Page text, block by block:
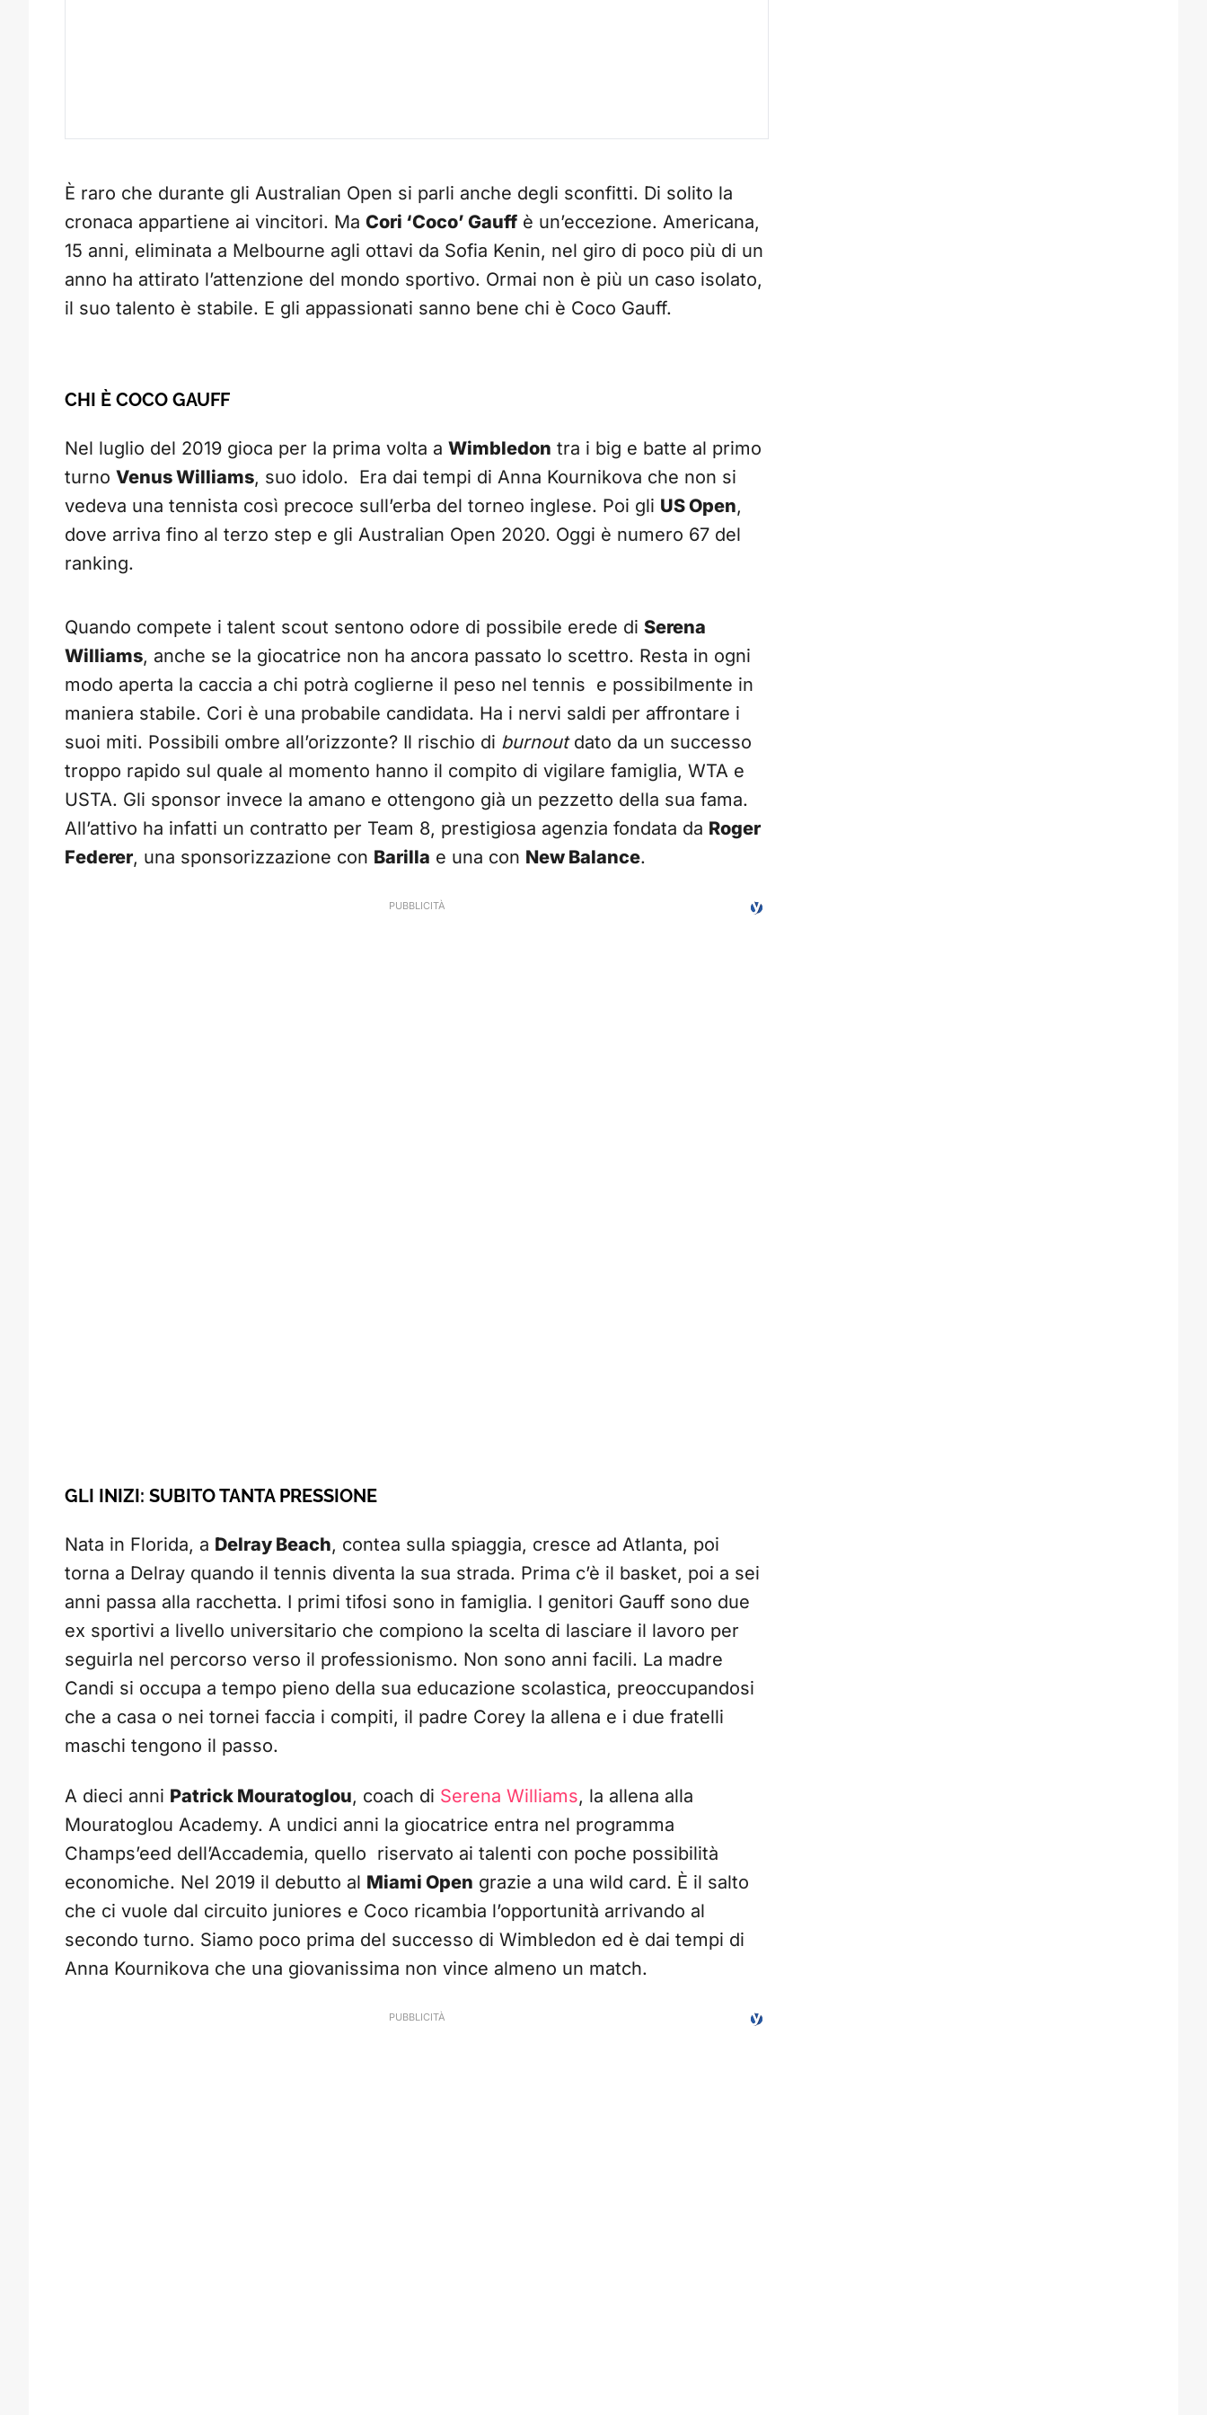
È raro che durante gli Australian Open si parli anche degli sconfitti. Di solito la
cronaca appartiene ai vincitori. Ma Cori ‘Coco’ Gauff è un’eccezione. Americana,
15 anni, eliminata a Melbourne agli ottavi da Sofia Kenin, nel giro di poco più di un
anno ha attirato l’attenzione del mondo sportivo. Ormai non è più un caso isolato,
il suo talento è stabile. E gli appassionati sanno bene chi è Coco Gauff.
CHI È COCO GAUFF
Nel luglio del 2019 gioca per la prima volta a Wimbledon tra i big e batte al primo
turno Venus Williams, suo idolo. Era dai tempi di Anna Kournikova che non si
vedeva una tennista così precoce sull’erba del torneo inglese. Poi gli US Open,
dove arriva fino al terzo step e gli Australian Open 2020. Oggi è numero 67 del
ranking.
Quando compete i talent scout sentono odore di possibile erede di Serena
Williams, anche se la giocatrice non ha ancora passato lo scettro. Resta in ogni
modo aperta la caccia a chi potrà coglierne il peso nel tennis e possibilmente in
maniera stabile. Cori è una probabile candidata. Ha i nervi saldi per affrontare i
suoi miti. Possibili ombre all’orizzonte? Il rischio di burnoutdato da un successo
troppo rapido sul quale al momento hanno il compito di vigilare famiglia, WTA e
USTA. Gli sponsor invece la amano e ottengono già un pezzetto della sua fama.
All’attivo ha infatti un contratto per Team 8, prestigiosa agenzia fondata da Roger
Federer, una sponsorizzazione con Barilla e una con New Balance.
GLI INIZI: SUBITO TANTA PRESSIONE
Nata in Florida, a Delray Beach, contea sulla spiaggia, cresce ad Atlanta, poi
torna a Delray quando il tennis diventa la sua strada. Prima c’è il basket, poi a sei
anni passa alla racchetta. I primi tifosi sono in famiglia. I genitori Gauff sono due
ex sportivi a livello universitario che compiono la scelta di lasciare il lavoro per
seguirla nel percorso verso il professionismo. Non sono anni facili. La madre
Candi si occupa a tempo pieno della sua educazione scolastica, preoccupandosi
che a casa o nei tornei faccia i compiti, il padre Corey la allena e i due fratelli
maschi tengono il passo.
A dieci anni Patrick Mouratoglou, coach di Serena Williams, la allena alla
Mouratoglou Academy. A undici anni la giocatrice entra nel programma
Champs’eed dell’Accademia, quello riservato ai talenti con poche possibilità
economiche. Nel 2019 il debutto al Miami Open grazie a una wild card. È il salto
che ci vuole dal circuito juniores e Coco ricambia l’opportunità arrivando al
secondo turno. Siamo poco prima del successo di Wimbledon ed è dai tempi di
Anna Kournikova che una giovanissima non vince almeno un match.